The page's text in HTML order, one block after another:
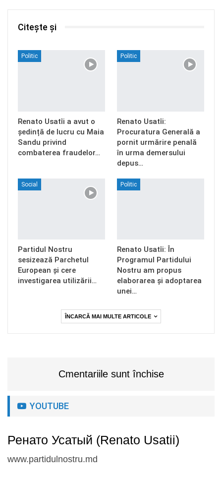
Citește și
Politic
Renato Usatîi a avut o
ședință de lucru cu Maia
Sandu privind
combaterea fraudelor…
Politic
Renato Usatîi:
Procuratura Generală a
pornit urmărire penală
în urma demersului
depus…
Social
Partidul Nostru
sesizează Parchetul
European și cere
investigarea utilizării…
Politic
Renato Usatîi: În
Programul Partidului
Nostru am propus
elaborarea și adoptarea
unei…
ÎNCARCĂ MAI MULTE ARTICOLE
Cmentariile sunt închise
YOUTUBE
Ренато Усатый (Renato Usatii)
www.partidulnostru.md